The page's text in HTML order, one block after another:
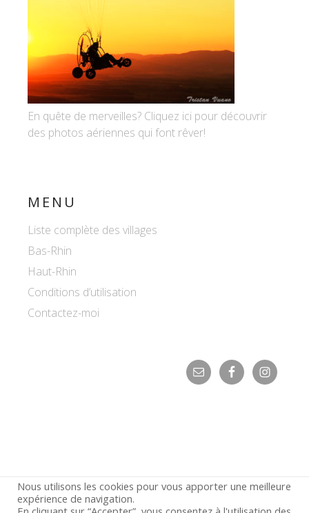
En quête de merveilles? Cliquez ici pour découvrir
des photos aériennes qui font rêver!
MENU
Liste complète des villages
Bas-Rhin
Haut-Rhin
Conditions d’utilisation
Contactez-moi
Nous utilisons les cookies pour vous apporter une meilleure
expérience de navigation.